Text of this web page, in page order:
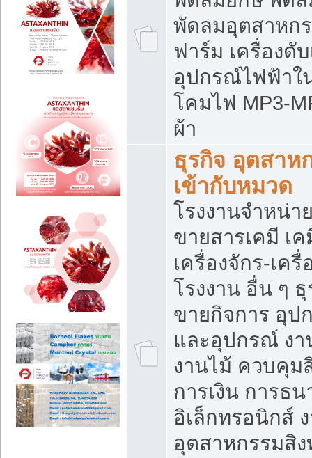
พัดลมอุตสาหก
ฟาร์ม เครื่องดั
อุปกรณ์ไฟฟ้าใ
โคมไฟ MP3-
ผ้า
ธุรกิจ อุตสาห
เข้ากับหมวด
โรงงานจำหน่
ขายสารเคมี เ
เครื่องจักร-เค
โรงงาน อื่น ๆ
ขายกิจการ อุป
และอุปกรณ์ ง
งานไม้ ควบคุม
การเงิน การธ
อิเล็กทรอนิกส์
อุตสาหกรรมสิ